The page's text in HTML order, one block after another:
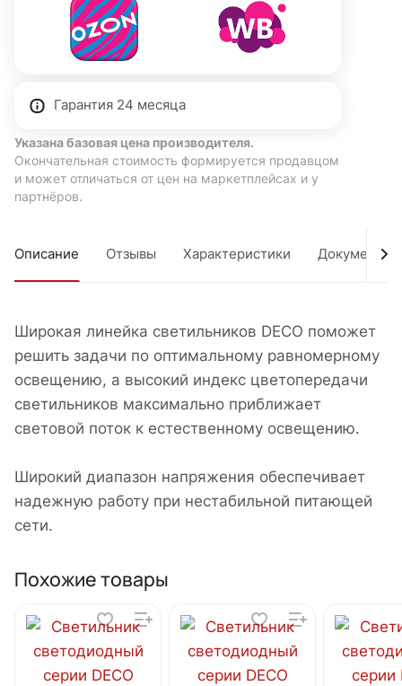
Гарантия 24 месяца
Указана базовая цена производителя.
Окончательная стоимость формируется продавцом
и может отличаться от цен на маркетплейсах и у
партнёров.
Описание Отзывы Характеристики Документы
Широкая линейка светильников DECO поможет
решить задачи по оптимальному равномерному
освещению, а высокий индекс цветопередачи
светильников максимально приближает
световой поток к естественному освещению.
Широкий диапазон напряжения обеспечивает
надежную работу при нестабильной питающей
сети.
Похожие товары